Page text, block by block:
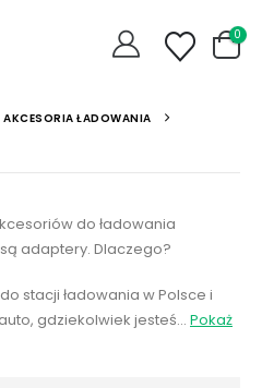
0
AKCESORIA ŁADOWANIA
do ładowania
adaptery. Dlaczego?
stacji ładowania w Polsce i
gdziekolwiek jesteś… Pokaż